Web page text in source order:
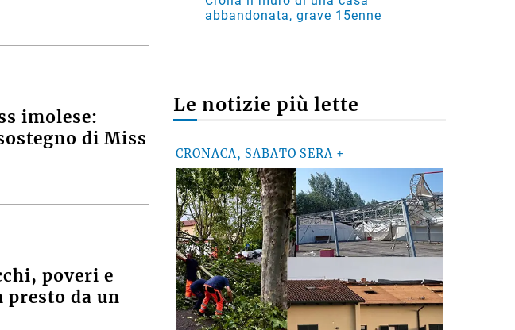
imolese:
di Miss
poveri e
presto da un
abbandonata, grave 15enne
Le notizie più lette
CRONACA, SABATO SERA +